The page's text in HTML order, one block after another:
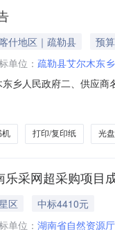
什地区｜疏勒县
预
单位： 疏勒县艾尔木东
乡人民政府二、供应
力BP139得力/
机 打印/复印纸 光盘
采网超采购项目
区
中标4410元
单位： 湖南省自然资源厅